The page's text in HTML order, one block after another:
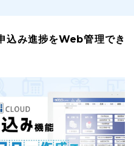
プラン紹介･制作の流れ
込み進捗をWeb管理でき